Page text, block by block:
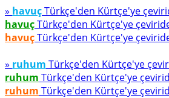
» havuçTürkçe'den Kürtçe'ye
havuçTürkçe'den Kürtçe'ye
havuçTürkçe'den Kürtçe'ye
» ruhum Türkçe'den Kürtçe'ye
ruhum Türkçe'den Kürtçe'ye
ruhum Türkçe'den Kürtçe'ye